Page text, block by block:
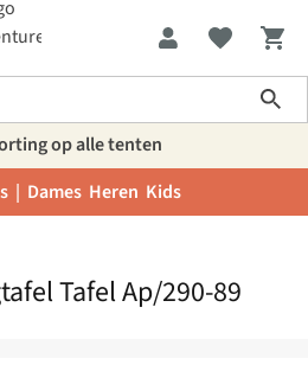
op alle tenten
| Dames Heren Kids
Tafel Ap/290-89